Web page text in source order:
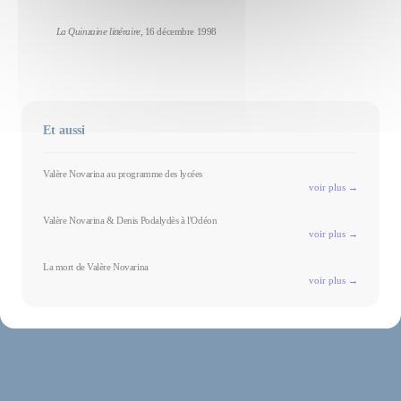
La Quinzaine littéraire, 16 décembre 1998
Et aussi
Valère Novarina au programme des lycées
voir plus →
Valère Novarina & Denis Podalydès à l'Odéon
voir plus →
La mort de Valère Novarina
voir plus →